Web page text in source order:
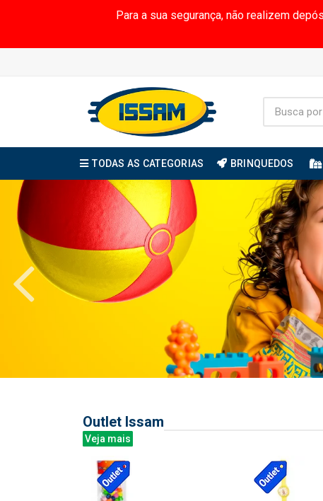
Para a sua segurança, não realizem
TODAS AS CATEGORIAS BRINQUEDOS
Outlet Issam
Veja mais